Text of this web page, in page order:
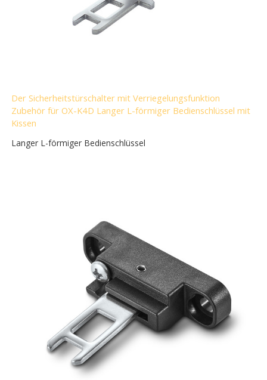
Der Sicherheitstürschalter mit Verriegelungsfunktion
Zubehör für OX-K4D Langer L-förmiger Bedienschlüssel mit
Kissen
Langer L-förmiger Bedienschlüssel